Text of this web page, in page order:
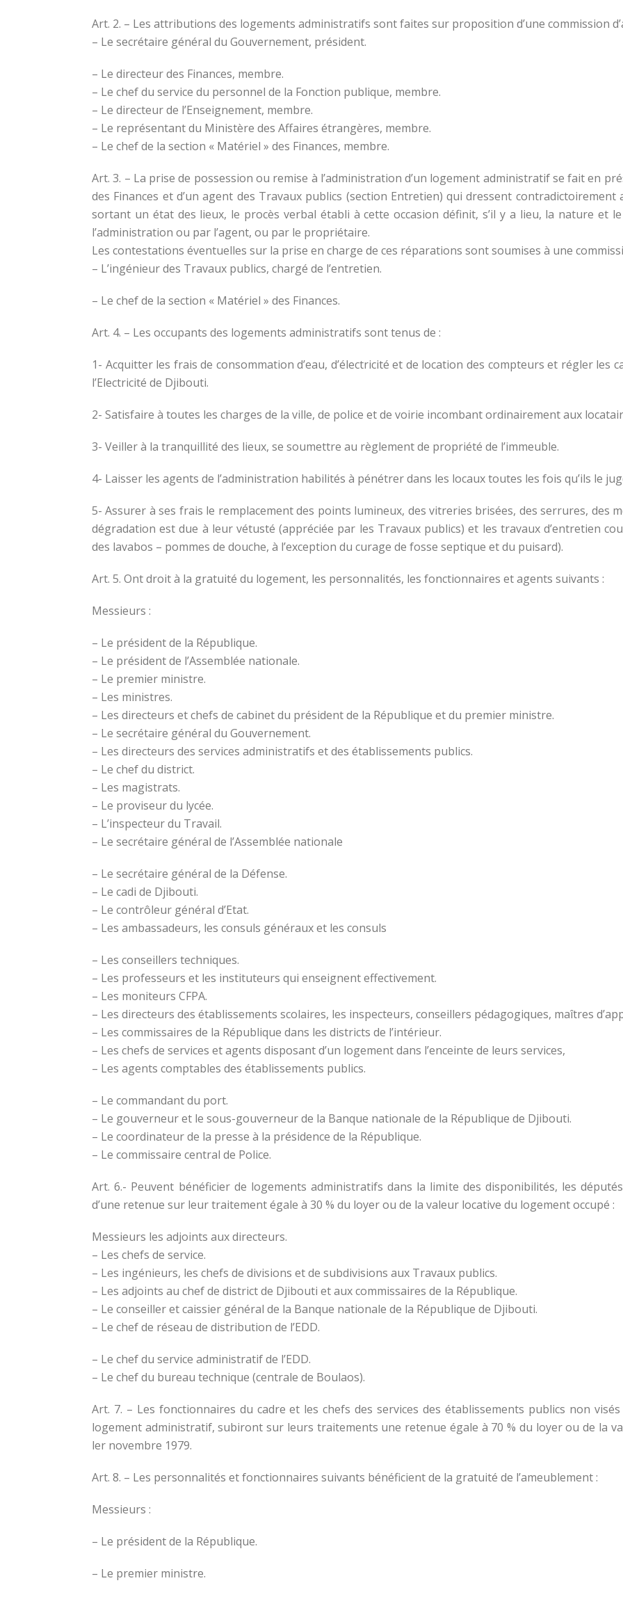
Art. 2. – Les attributions des logements administratifs sont faites sur proposition d’une commission
– Le secrétaire général du Gouvernement, président.
– Le directeur des Finances, membre.
– Le chef du service du personnel de la Fonction publique, membre.
– Le directeur de l’Enseignement, membre.
– Le représentant du Ministère des Affaires étrangères, membre.
– Le chef de la section « Matériel » des Finances, membre.
Art. 3. – La prise de possession ou remise à l’administration d’un logement administratif se fait en
des Finances et d’un agent des Travaux publics (section Entretien) qui dressent
sortant un état des lieux, le procès verbal établi à cette occasion définit, s’il y a lieu, la nature et
l’administration ou par l’agent, ou par le propriétaire.
Les contestations éventuelles sur la prise en charge de ces réparations sont soumises à une
– L’ingénieur des Travaux publics, chargé de l’entretien.
– Le chef de la section « Matériel » des Finances.
Art. 4. – Les occupants des logements administratifs sont tenus de :
1- Acquitter les frais de consommation d’eau, d’électricité et de location des compteurs et régler les
l’Electricité de Djibouti.
2- Satisfaire à toutes les charges de la ville, de police et de voirie incombant ordinairement aux
3- Veiller à la tranquillité des lieux, se soumettre au règlement de propriété de l’immeuble.
4- Laisser les agents de l’administration habilités à pénétrer dans les locaux toutes les fois qu’ils le
5- Assurer à ses frais le remplacement des points lumineux, des vitreries brisées, des serrures, des
dégradation est due à leur vétusté (appréciée par les Travaux publics) et les travaux d’entretien
des lavabos – pommes de douche, à l’exception du curage de fosse septique et du puisard).
Art. 5. Ont droit à la gratuité du logement, les personnalités, les fonctionnaires et agents suivants :
Messieurs :
– Le président de la République.
– Le président de l’Assemblée nationale.
– Le premier ministre.
– Les ministres.
– Les directeurs et chefs de cabinet du président de la République et du premier ministre.
– Le secrétaire général du Gouvernement.
– Les directeurs des services administratifs et des établissements publics.
– Le chef du district.
– Les magistrats.
– Le proviseur du lycée.
– L’inspecteur du Travail.
– Le secrétaire général de l’Assemblée nationale
– Le secrétaire général de la Défense.
– Le cadi de Djibouti.
– Le contrôleur général d’Etat.
– Les ambassadeurs, les consuls généraux et les consuls
– Les conseillers techniques.
– Les professeurs et les instituteurs qui enseignent effectivement.
– Les moniteurs CFPA.
– Les directeurs des établissements scolaires, les inspecteurs, conseillers pédagogiques, maîtres
– Les commissaires de la République dans les districts de l’intérieur.
– Les chefs de services et agents disposant d’un logement dans l’enceinte de leurs services,
– Les agents comptables des établissements publics.
– Le commandant du port.
– Le gouverneur et le sous-gouverneur de la Banque nationale de la République de Djibouti.
– Le coordinateur de la presse à la présidence de la République.
– Le commissaire central de Police.
Art. 6.- Peuvent bénéficier de logements administratifs dans la limite des disponibilités, les
d’une retenue sur leur traitement égale à 30 % du loyer ou de la valeur locative du logement occupé :
Messieurs les adjoints aux directeurs.
– Les chefs de service.
– Les ingénieurs, les chefs de divisions et de subdivisions aux Travaux publics.
– Les adjoints au chef de district de Djibouti et aux commissaires de la République.
– Le conseiller et caissier général de la Banque nationale de la République de Djibouti.
– Le chef de réseau de distribution de l’EDD.
– Le chef du service administratif de l’EDD.
– Le chef du bureau technique (centrale de Boulaos).
Art. 7. – Les fonctionnaires du cadre et les chefs des services des établissements publics non
logement administratif, subiront sur leurs traitements une retenue égale à 70 % du loyer ou de la
ler novembre 1979.
Art. 8. – Les personnalités et fonctionnaires suivants bénéficient de la gratuité de l’ameublement :
Messieurs :
– Le président de la République.
– Le premier ministre.